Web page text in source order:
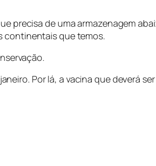
precisa de uma armazenagem
continentais que temos.
Por lá, a vacina que deverá